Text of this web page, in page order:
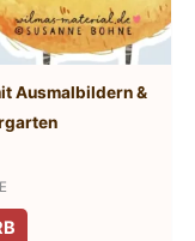
Ausmalbildern &